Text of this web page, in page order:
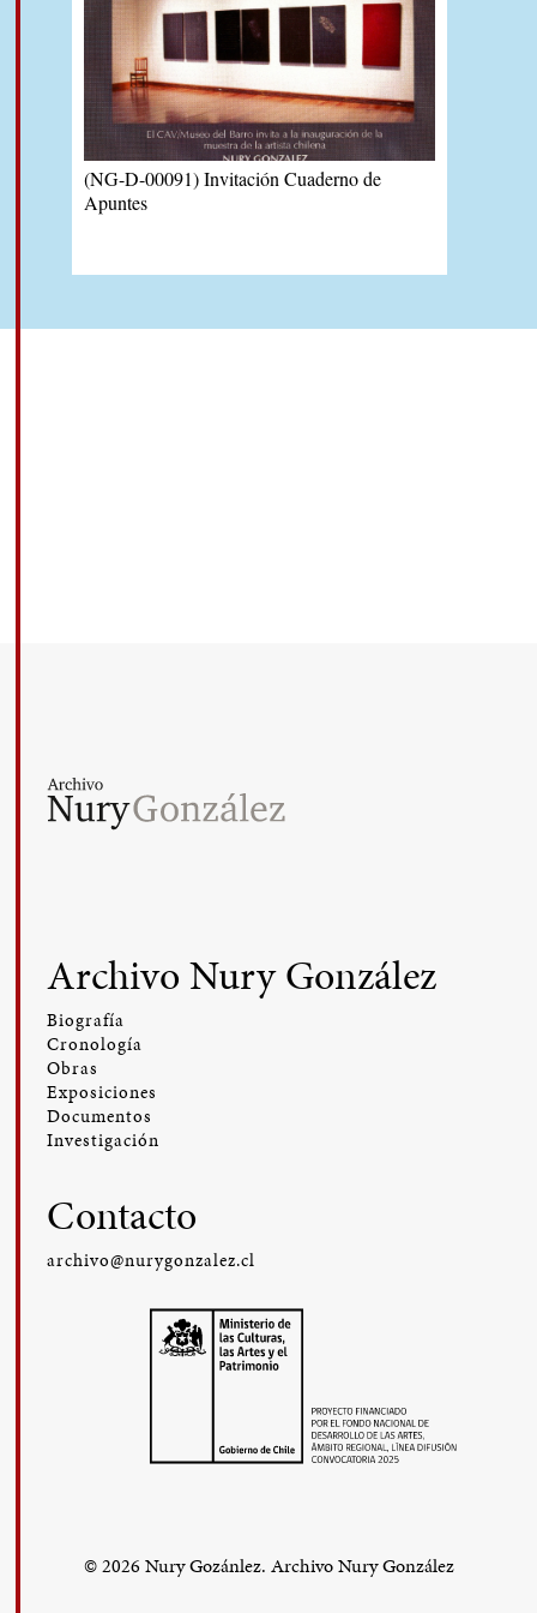
(NG-D-00091) Invitación Cuaderno de
Apuntes
Archivo Nury González
Biografía
Cronología
Obras
Exposiciones
Documentos
Investigación
Contacto
archivo@nurygonzalez.cl
© 2026 Nury Gozánlez. Archivo Nury González